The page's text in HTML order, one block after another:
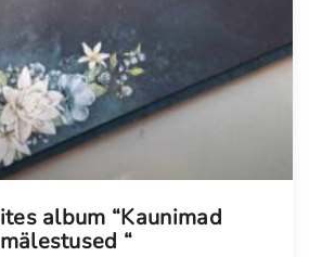
album “Kaunimad
mälestused “